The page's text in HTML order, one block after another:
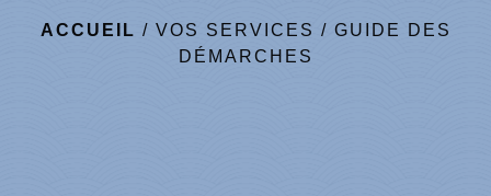
ACCUEIL / VOS SERVICES / GUIDE DES
DÉMARCHES